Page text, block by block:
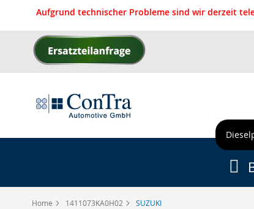
Aufgrund technischer Probleme sind wir derzeit
Direkt
zum
Home 1411073KA0H02 SUZUKI